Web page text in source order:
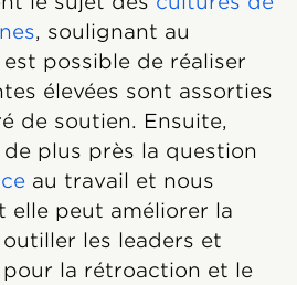
, soulignant au
est possible de réaliser
élevées sont assorties
de soutien. Ensuite,
plus près la question
au travail et nous
elle peut améliorer la
les leaders et
pour la rétroaction et le